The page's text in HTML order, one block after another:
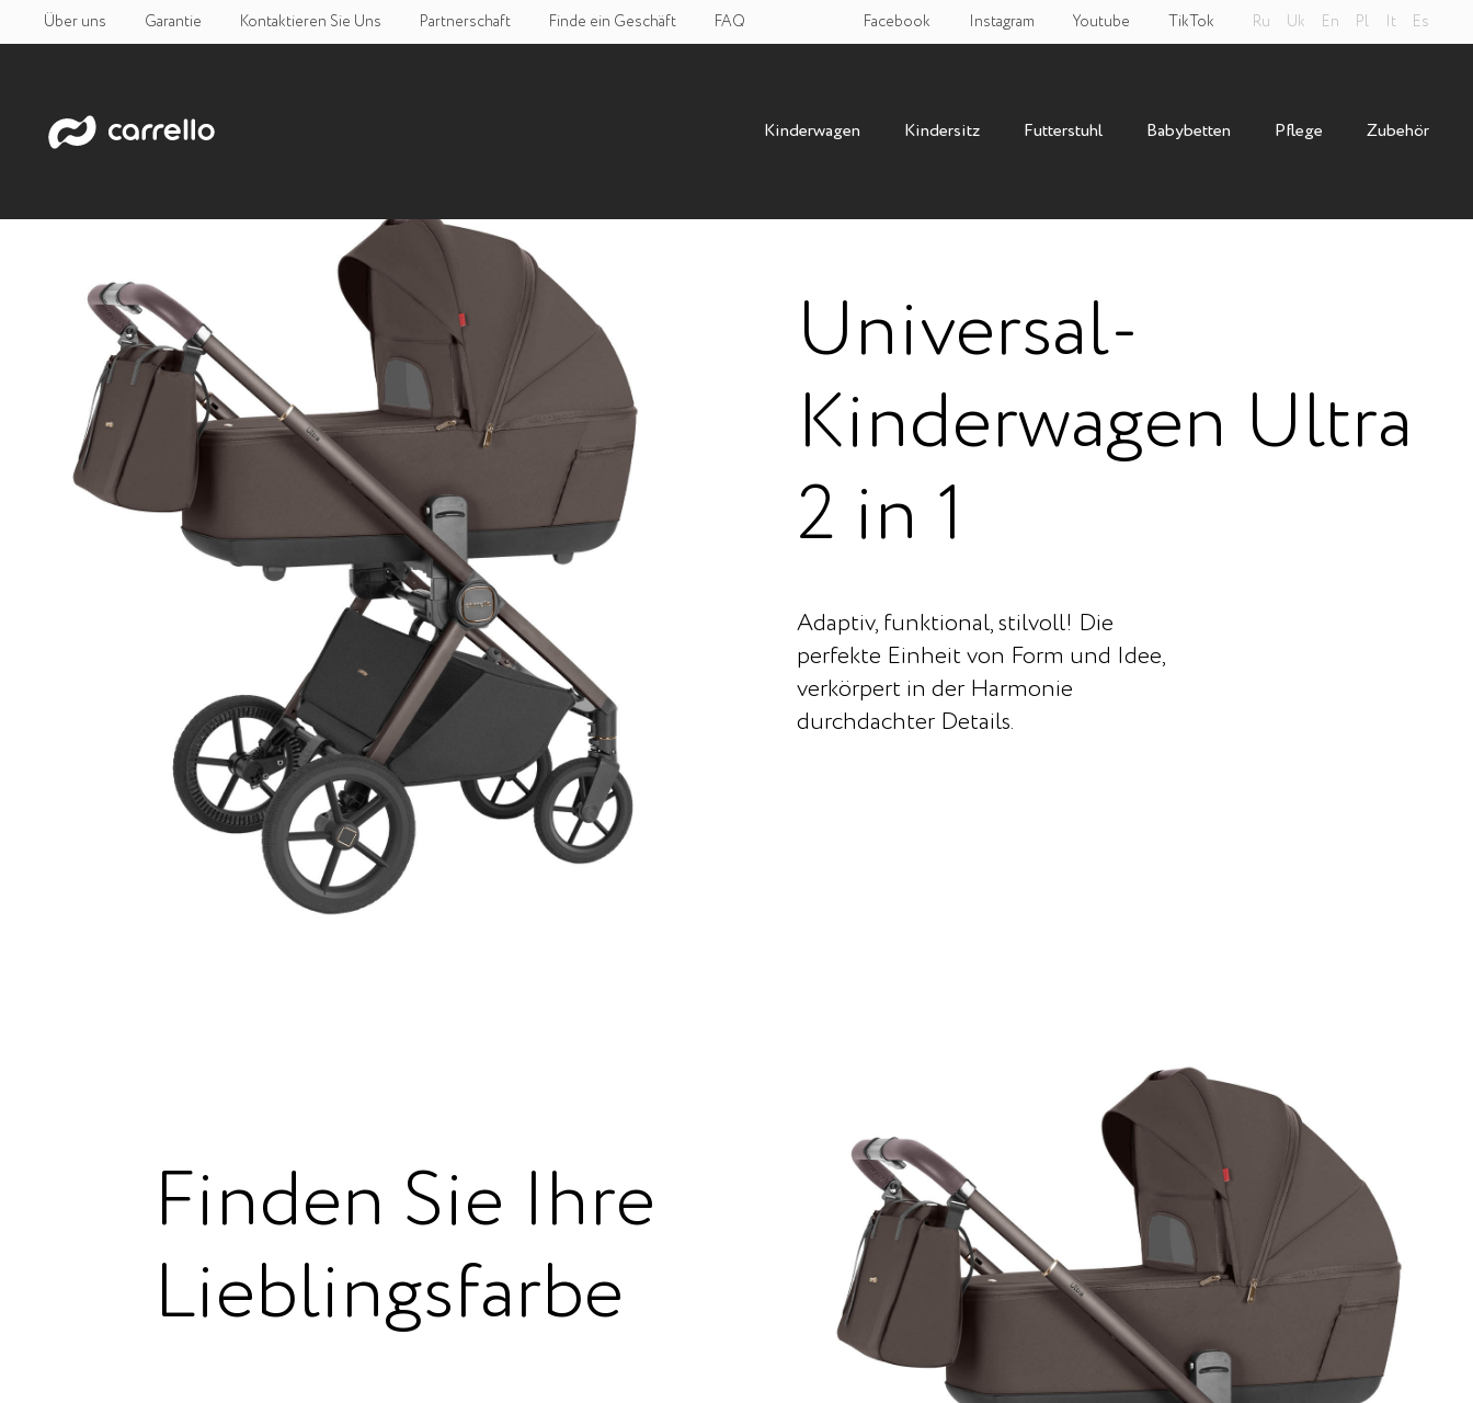
Über uns Garantie Kontaktieren Sie Uns Partnerschaft Finde ein Geschäft FAQ Facebook Instagram Youtube TikTok Ru Uk En Pl It Es
Kinderwagen Kindersitz Futterstuhl Babybetten Pflege Zubehör
Universal-
Kinderwagen Ultra
2 in 1
Adaptiv, funktional, stilvoll! Die
perfekte Einheit von Form und Idee,
verkörpert in der Harmonie
durchdachter Details.
Finden Sie Ihre
Lieblingsfarbe